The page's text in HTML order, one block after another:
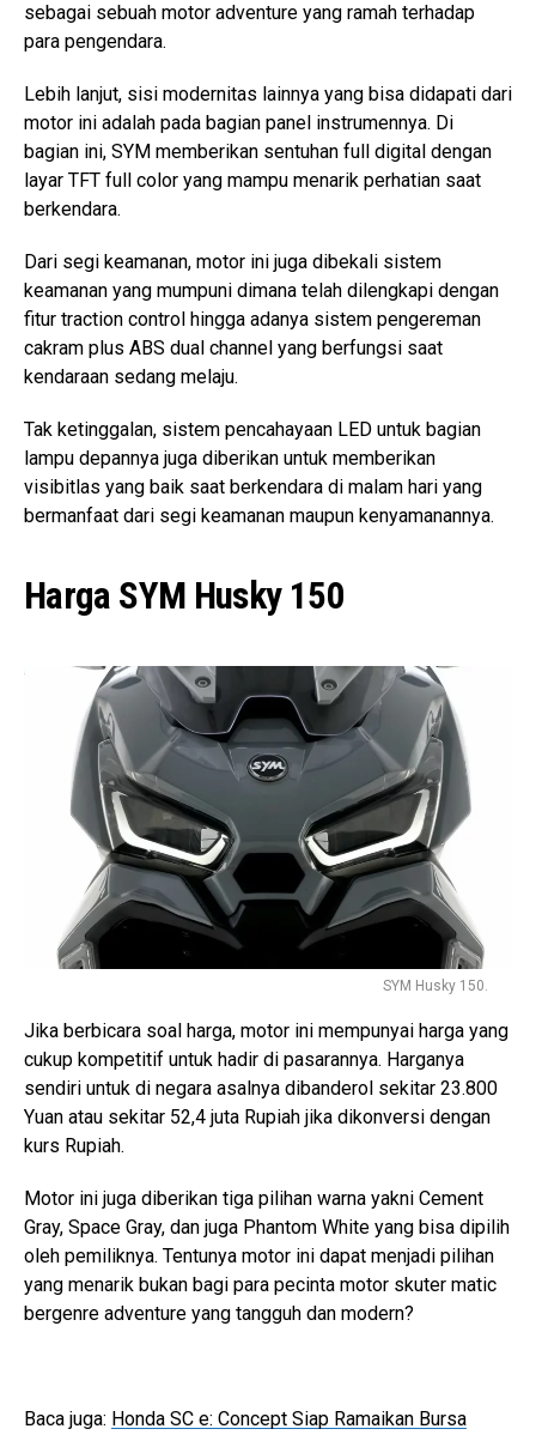
sebagai sebuah motor adventure yang ramah terhadap
para pengendara.
Lebih lanjut, sisi modernitas lainnya yang bisa didapati dari
motor ini adalah pada bagian panel instrumennya. Di
bagian ini, SYM memberikan sentuhan full digital dengan
layar TFT full color yang mampu menarik perhatian saat
berkendara.
Dari segi keamanan, motor ini juga dibekali sistem
keamanan yang mumpuni dimana telah dilengkapi dengan
fitur traction control hingga adanya sistem pengereman
cakram plus ABS dual channel yang berfungsi saat
kendaraan sedang melaju.
Tak ketinggalan, sistem pencahayaan LED untuk bagian
lampu depannya juga diberikan untuk memberikan
visibitlas yang baik saat berkendara di malam hari yang
bermanfaat dari segi keamanan maupun kenyamanannya.
Harga SYM Husky 150
SYM Husky 150.
Jika berbicara soal harga, motor ini mempunyai harga yang
cukup kompetitif untuk hadir di pasarannya. Harganya
sendiri untuk di negara asalnya dibanderol sekitar 23.800
Yuan atau sekitar 52,4 juta Rupiah jika dikonversi dengan
kurs Rupiah.
Motor ini juga diberikan tiga pilihan warna yakni Cement
Gray, Space Gray, dan juga Phantom White yang bisa dipilih
oleh pemiliknya. Tentunya motor ini dapat menjadi pilihan
yang menarik bukan bagi para pecinta motor skuter matic
bergenre adventure yang tangguh dan modern?
Baca juga: Honda SC e: Concept Siap Ramaikan Bursa